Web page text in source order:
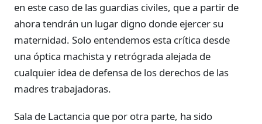
en este caso de las guardias civiles, que a partir de
ahora tendrán un lugar digno donde ejercer su
maternidad. Solo entendemos esta crítica desde
una óptica machista y retrógrada alejada de
cualquier idea de defensa de los derechos de las
madres trabajadoras.
Sala de Lactancia que por otra parte, ha sido